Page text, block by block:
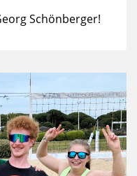
Schönberger!